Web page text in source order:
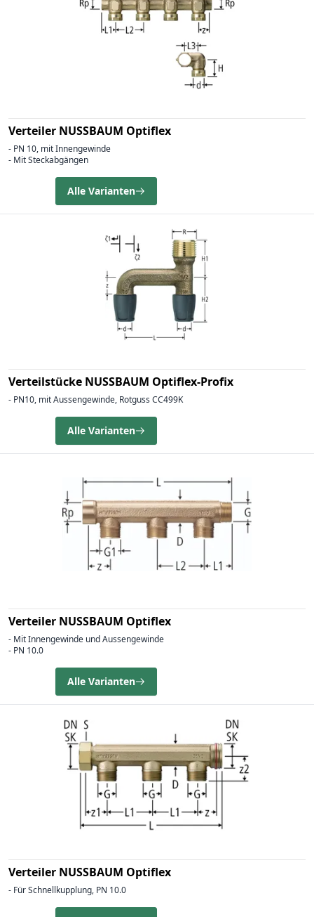
Verteiler NUSSBAUM Optiflex
- PN 10, mit Innengewinde
- Mit Steckabgängen
Alle Varianten
Verteilstücke NUSSBAUM Optiflex-Profix
- PN10, mit Aussengewinde, Rotguss CC499K
Alle Varianten
Verteiler NUSSBAUM Optiflex
- Mit Innengewinde und Aussengewinde
- PN 10.0
Alle Varianten
Verteiler NUSSBAUM Optiflex
- Für Schnellkupplung, PN 10.0